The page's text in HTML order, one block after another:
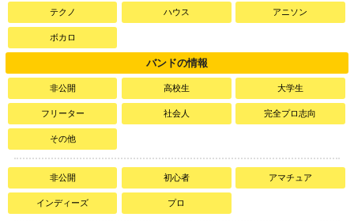
テクノ ハウス アニソン
ボカロ
バンドの情報
非公開 高校生 大学生
フリーター 社会人 完全プロ志向
その他
非公開 初心者 アマチュア
インディーズ プロ